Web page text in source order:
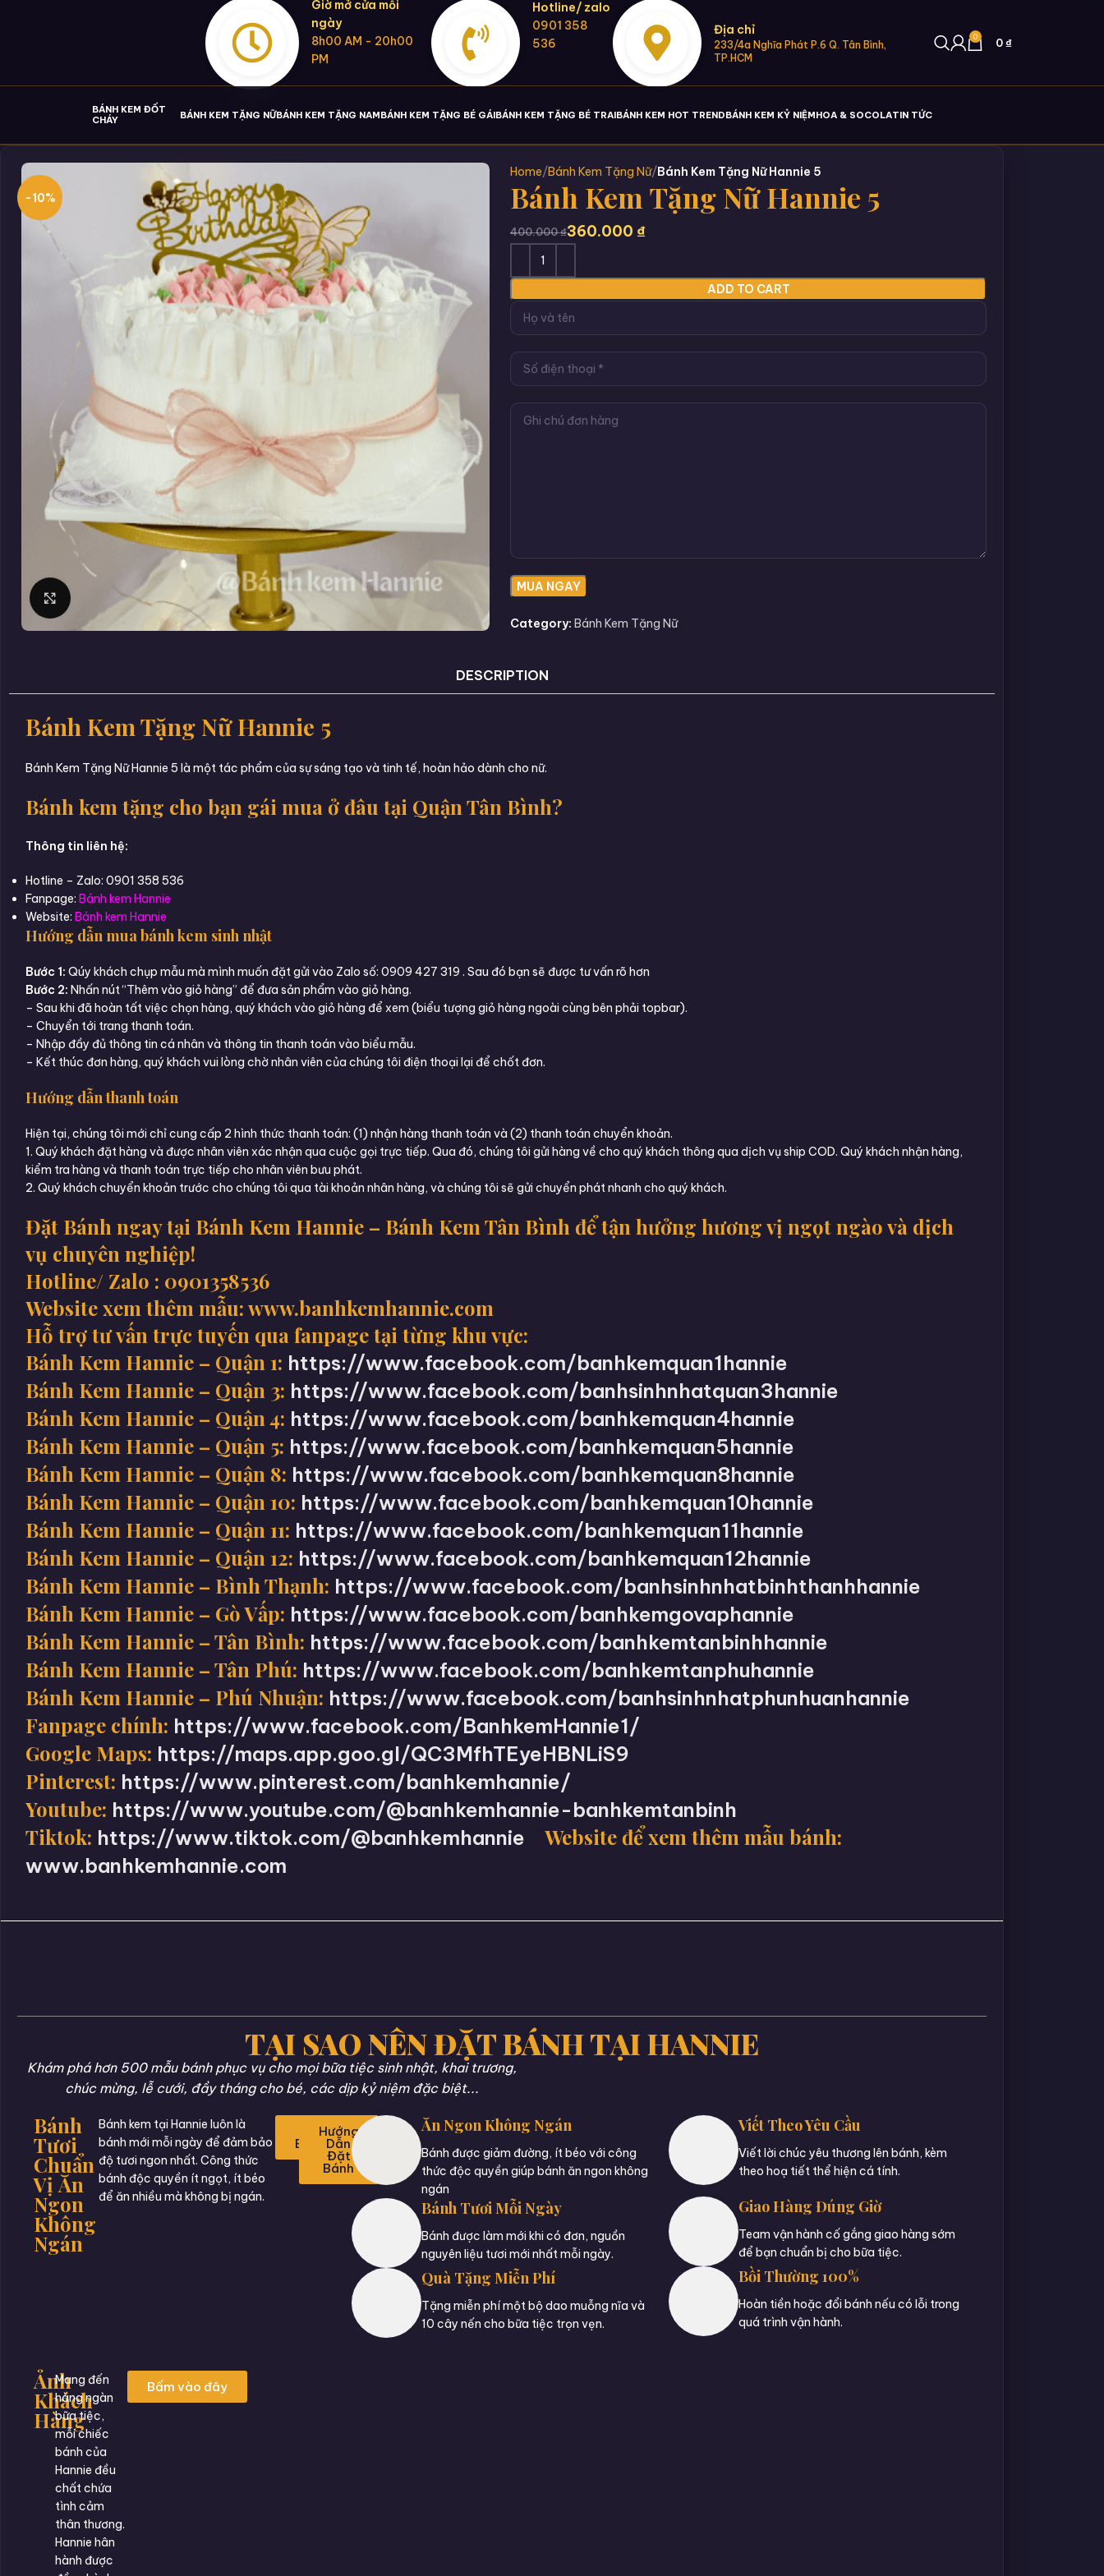
Giờ mở cửa mỗi
ngày
8h00 AM - 20h00
PM
Hotline/ zalo
0901 358
536
Địa chỉ
233/4a Nghĩa Phát P.6 Q. Tân Bình,
TP.HCM
0 0₫
BÁNH KEM ĐỐT
CHÁY
BÁNH KEM TẶNG NỮBÁNH KEM TẶNG NAMBÁNH KEM TẶNG BÉ GÁIBÁNH KEM TẶNG BÉ TRAIBÁNH KEM HOT TRENDBÁNH KEM KỶ NIỆMHOA & SOCOLATIN TỨC
-10%
Click to enlarge
Home Bánh Kem Tặng Nữ Bánh Kem Tặng Nữ Hannie 5
Bánh Kem Tặng Nữ Hannie 5
400.000₫360.000 ₫
ADD TO CART
Category: Bánh Kem Tặng Nữ
DESCRIPTION
Bánh Kem Tặng Nữ Hannie 5
Bánh Kem Tặng Nữ Hannie 5 là một tác phẩm của sự sáng tạo và tinh tế, hoàn hảo dành cho nữ.
Bánh kem tặng cho bạn gái mua ở đâu tại Quận Tân Bình?
Thông tin liên hệ:
Hotline – Zalo: 0901 358 536
Fanpage: Bánh kem Hannie
Website: Bánh kem Hannie
Hướng dẫn mua bánh kem sinh nhật
Bước 1: Qúy khách chụp mẫu mà mình muốn đặt gửi vào Zalo số: 0909 427 319 . Sau đó bạn sẽ được tư vấn rõ hơn
Bước 2: Nhấn nút “Thêm vào giỏ hàng” để đưa sản phẩm vào giỏ hàng.
– Sau khi đã hoàn tất việc chọn hàng, quý khách vào giỏ hàng để xem (biểu tượng giỏ hàng ngoài cùng bên phải topbar).
– Chuyển tới trang thanh toán.
– Nhập đầy đủ thông tin cá nhân và thông tin thanh toán vào biểu mẫu.
– Kết thúc đơn hàng, quý khách vui lòng chờ nhân viên của chúng tôi điện thoại lại để chốt đơn.
Hướng dẫn thanh toán
Hiện tại, chúng tôi mới chỉ cung cấp 2 hình thức thanh toán: (1) nhận hàng thanh toán và (2) thanh toán chuyển khoản.
1. Quý khách đặt hàng và được nhân viên xác nhận qua cuộc gọi trực tiếp. Qua đó, chúng tôi gửi hàng về cho quý khách thông qua dịch vụ ship COD. Quý khách nhận hàng,
kiểm tra hàng và thanh toán trực tiếp cho nhân viên bưu phát.
2. Quý khách chuyển khoản trước cho chúng tôi qua tài khoản nhân hàng, và chúng tôi sẽ gửi chuyển phát nhanh cho quý khách.
Đặt Bánh ngay tại Bánh Kem Hannie – Bánh Kem Tân Bình để tận hưởng hương vị ngọt ngào và dịch
vụ chuyên nghiệp!
Hotline/ Zalo : 0901358536
Website xem thêm mẫu: www.banhkemhannie.com
Hỗ trợ tư vấn trực tuyến qua fanpage tại từng khu vực:
Bánh Kem Hannie – Quận 1: https://www.facebook.com/banhkemquan1hannie
Bánh Kem Hannie – Quận 3: https://www.facebook.com/banhsinhnhatquan3hannie
Bánh Kem Hannie – Quận 4: https://www.facebook.com/banhkemquan4hannie
Bánh Kem Hannie – Quận 5: https://www.facebook.com/banhkemquan5hannie
Bánh Kem Hannie – Quận 8: https://www.facebook.com/banhkemquan8hannie
Bánh Kem Hannie – Quận 10: https://www.facebook.com/banhkemquan10hannie
Bánh Kem Hannie – Quận 11: https://www.facebook.com/banhkemquan11hannie
Bánh Kem Hannie – Quận 12: https://www.facebook.com/banhkemquan12hannie
Bánh Kem Hannie – Bình Thạnh: https://www.facebook.com/banhsinhnhatbinhthanhhannie
Bánh Kem Hannie – Gò Vấp: https://www.facebook.com/banhkemgovaphannie
Bánh Kem Hannie – Tân Bình: https://www.facebook.com/banhkemtanbinhhannie
Bánh Kem Hannie – Tân Phú: https://www.facebook.com/banhkemtanphuhannie
Bánh Kem Hannie – Phú Nhuận: https://www.facebook.com/banhsinhnhatphunhuanhannie
Fanpage chính: https://www.facebook.com/BanhkemHannie1/
Google Maps: https://maps.app.goo.gl/QC3MfhTEyeHBNLiS9
Pinterest: https://www.pinterest.com/banhkemhannie/
Youtube: https://www.youtube.com/@banhkemhannie-banhkemtanbinh
Tiktok: https://www.tiktok.com/@banhkemhannie Website để xem thêm mẫu bánh:
www.banhkemhannie.com
TẠI SAO NÊN ĐẶT BÁNH TẠI HANNIE
Khám phá hơn 500 mẫu bánh phục vụ cho mọi bữa tiệc sinh nhật, khai trương,
chúc mừng, lễ cưới, đầy tháng cho bé, các dịp kỷ niệm đặc biệt...
Bánh
Tươi
Chuẩn
Vị Ăn
Ngon
Không
Ngán
Bánh kem tại Hannie luôn là
bánh mới mỗi ngày để đảm bảo
độ tươi ngon nhất. Công thức
bánh độc quyền ít ngọt, ít béo
để ăn nhiều mà không bị ngán.
Đặt
Bánh
Hướng
Dẫn
Đặt
Bánh
Ăn Ngon Không Ngán
Bánh được giảm đường, ít béo với công
thức độc quyền giúp bánh ăn ngon không
ngán
Bánh Tươi Mỗi Ngày
Bánh được làm mới khi có đơn, nguồn
nguyên liệu tươi mới nhất mỗi ngày.
Quà Tặng Miễn Phí
Tặng miễn phí một bộ dao muỗng nĩa và
10 cây nến cho bữa tiệc trọn vẹn.
Viết Theo Yêu Cầu
Viết lời chúc yêu thương lên bánh, kèm
theo hoạ tiết thể hiện cá tính.
Giao Hàng Đúng Giờ
Team vận hành cố gắng giao hàng sớm
để bạn chuẩn bị cho bữa tiệc.
Bồi Thường 100%
Hoàn tiền hoặc đổi bánh nếu có lỗi trong
quá trình vận hành.
Ảnh
Khách
Hàng
Mang đến
hàng ngàn
bữa tiệc,
mỗi chiếc
bánh của
Hannie đều
chất chứa
tình cảm
thân thương.
Hannie hân
hành được
Bấm vào đây